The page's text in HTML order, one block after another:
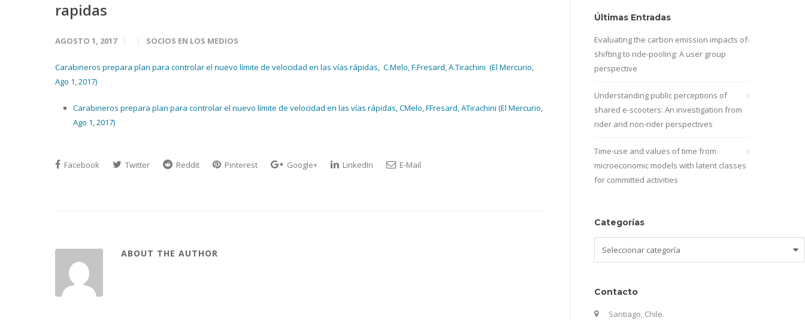
rapidas
AGOSTO 1, 2017 SOCIOS EN LOS MEDIOS
Carabineros prepara plan para controlar el nuevo límite de velocidad en las vías rápidas, C.Melo, F.Fresard, A.Tirachini (El Mercurio,
Ago 1, 2017)
Carabineros prepara plan para controlar el nuevo límite de velocidad en las vías rápidas, CMelo, FFresard, ATirachini (El Mercurio,
Ago 1, 2017)
Facebook Twitter Reddit Pinterest Google+ LinkedIn E-Mail
ABOUT THE AUTHOR
Últimas Entradas
Evaluating the carbon emission impacts of
shifting to ride-pooling: A user group
perspective
Understanding public perceptions of
shared e-scooters: An investigation from
rider and non-rider perspectives
Time-use and values of time from
microeconomic models with latent classes
for committed activities
Categorías
Contacto
Santiago, Chile.